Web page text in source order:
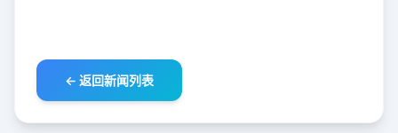
← 返回新闻列表